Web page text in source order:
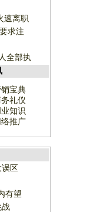
速离职
求注
全部执
宝典
礼仪
知识
络推广
误区
有望
战